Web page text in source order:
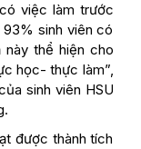
việc làm trước
sinh viên có
này thể hiện cho
học- thực làm”,
sinh viên HSU
được thành tích